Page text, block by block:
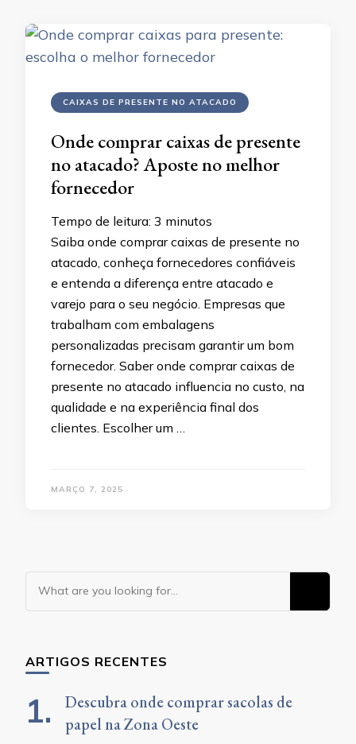
CAIXAS DE PRESENTE NO ATACADO
Onde comprar caixas de presente
no atacado? Aposte no melhor
fornecedor
Tempo de leitura: 3 minutos
Saiba onde comprar caixas de presente no
atacado, conheça fornecedores confiáveis
e entenda a diferença entre atacado e
varejo para o seu negócio. Empresas que
trabalham com embalagens
personalizadas precisam garantir um bom
fornecedor. Saber onde comprar caixas de
presente no atacado influencia no custo, na
qualidade e na experiência final dos
clientes. Escolher um …
MARÇO 7, 2025
Looking
for
ARTIGOS RECENTES
Descubra onde comprar sacolas de
papel na Zona Oeste